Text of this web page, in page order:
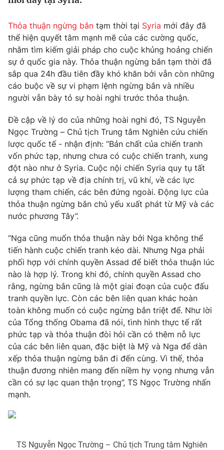
Thế giới đó đây
Câu chuyện quốc tế
Thị trường
Góc doanh nghiệp
Dữ liệu và đời sống
Truyền hình
Phim VTV
Hậu trường
Khán giả
Giải sao mai
Giải trí
Điện ảnh
Âm nhạc
Sao
Du lịch
Làm đẹp
Chất lượng cuộc sống
Giáo dục
Tuyển sinh
Học trực tuyến
Công nghệ
Hitech Công nghệ tương lai
Sản phẩm
Tư vấn
Giao lưu trực tuyến
Chuyên mục khác
Emagazine Podcast
Photo Infographic
Video Shorts video
VTV Money VTV Thể thao
VTV Sức khoẻ
Thỏa thuận ngừng bắn tạm thời tại Syria mới đây đã
thể hiện quyết tâm mạnh mẽ của các cường quốc,
nhằm tìm kiếm giải pháp cho cuộc khủng hoảng chiến
sự ở quốc gia này. Thỏa thuận ngừng bắn tạm thời đã
sắp qua 24h đầu tiên đầy khó khăn bởi vẫn còn những
cáo buộc về sự vi phạm lệnh ngừng bắn và nhiều
người vẫn bày tỏ sự hoài nghi trước thỏa thuận.
Đề cập về lý do của những hoài nghi đó, TS Nguyễn
Ngọc Trường – Chủ tịch Trung tâm Nghiên cứu chiến
lược quốc tế - nhận định: “Bản chất của chiến tranh
vốn phức tạp, nhưng chưa có cuộc chiến tranh, xung
đột nào như ở Syria. Cuộc nội chiến Syria quy tụ tất
cả sự phức tạp về địa chính trị, vũ khí, về các lực
lượng tham chiến, các bên đứng ngoài. Động lực của
thỏa thuận ngừng bắn chủ yếu xuất phát từ Mỹ và các
nước phương Tây”.
“Nga cũng muốn thỏa thuận này bởi Nga không thể
tiến hành cuộc chiến tranh kéo dài. Nhưng Nga phải
phối hợp với chính quyền Assad để biết thỏa thuận lúc
nào là hợp lý. Trong khi đó, chính quyền Assad cho
rằng, ngừng bắn cũng là một giai đoạn của cuộc đấu
tranh quyền lực. Còn các bên liên quan khác hoàn
toàn không muốn có cuộc ngừng bắn triệt để. Như lời
của Tổng thống Obama đã nói, tình hình thực tế rất
phức tạp và thỏa thuận đòi hỏi cần có thêm nỗ lực
của các bên liên quan, đặc biệt là Mỹ và Nga để dàn
xếp thỏa thuận ngừng bắn đi đến cùng. Vì thế, thỏa
thuận đương nhiên mang đến niềm hy vọng nhưng vẫn
cần có sự lạc quan thận trọng”, TS Ngọc Trường nhấn
mạnh.
TS Nguyễn Ngọc Trường – Chủ tịch Trung tâm Nghiên